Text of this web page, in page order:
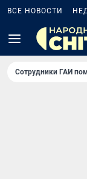
ВСЕ НОВОСТИ
Сотрудники ГАИ